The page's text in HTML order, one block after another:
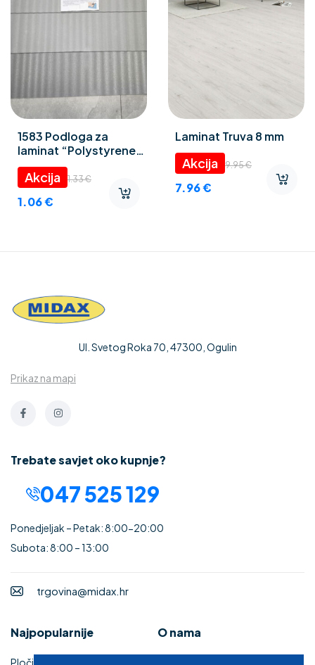
1583 Podloga za
laminat “Polystyrene
foam” 3 mm
1.33€
1.06€
Laminat Truva 8 mm
9.95€
7.96€
Ul. Svetog Roka 70, 47300, Ogulin
Prikaz na mapi
Trebate savjet oko kupnje?
047 525 129
Ponedjeljak – Petak: 8:00-20:00
Subota: 8:00 – 13:00
trgovina@midax.hr
Najpopularnije
Pločice
O nama